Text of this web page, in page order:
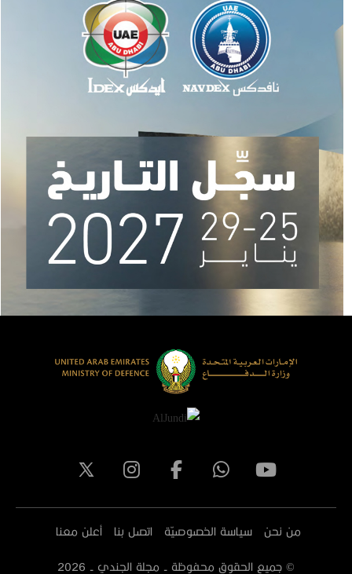
من نحن سياسة الخصوصيّة اتصل بنا أعلن معنا
© جميع الحقوق محفوظة - مجلة الجندي - 2026